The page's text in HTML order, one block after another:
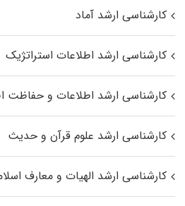
کارشناسی ارشد آماد
کارشناسی ارشد اطلاعات استراتژیک
کارشناسی ارشد اطلاعات و حفاظت
کارشناسی ارشد علوم قرآن و حدیث
کارشناسی ارشد الهیات و معارف